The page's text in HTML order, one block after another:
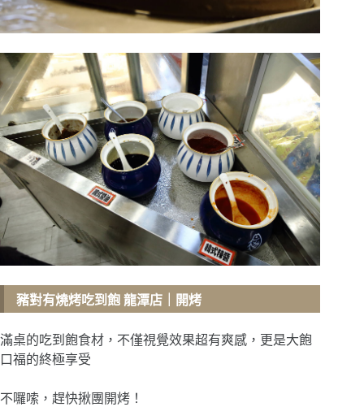
豬對有燒烤吃到飽 龍潭店 ｜開烤
滿桌的吃到飽食材，不僅視覺效果超有爽感，更是大飽
口福的終極享受
不囉嗦，趕快揪團開烤！